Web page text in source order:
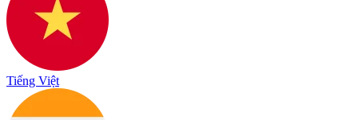
Tiếng Việt